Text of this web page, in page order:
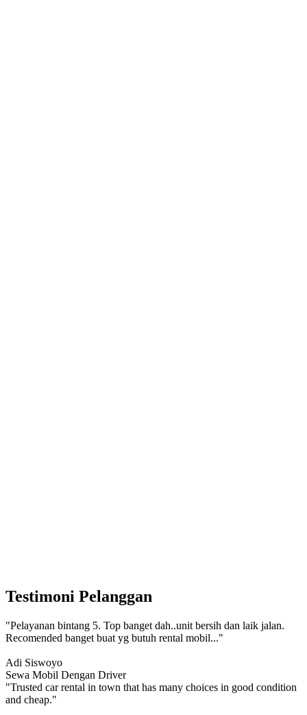
Testimoni Pelanggan
"Pelayanan bintang 5. Top banget dah..unit bersih dan laik jalan.
Recomended banget buat yg butuh rental mobil..."
Adi Siswoyo
Sewa Mobil Dengan Driver
"Trusted car rental in town that has many choices in good condition
and cheap."